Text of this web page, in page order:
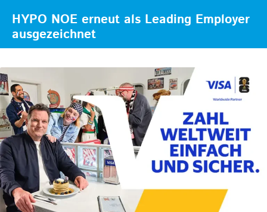
HYPO NOE erneut als Leading Employer
ausgezeichnet